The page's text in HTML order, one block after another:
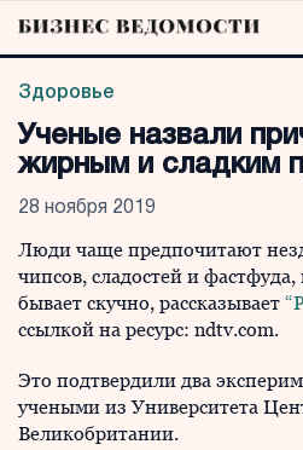
Здоровье
Ученые назвали
жирным и сладким
28 ноября 2019
Люди чаще предпочитают
чипсов, сладостей и
бывает скучно, рассказывает
ссылкой на ресурс: ndtv.com.
Это подтвердили два
учеными из Университета
Великобритании.